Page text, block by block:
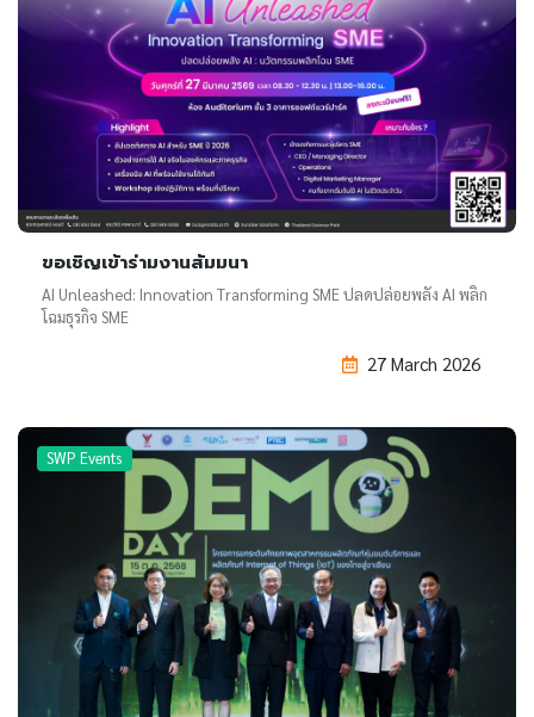
ขอเชิญเข้าร่ามงานสัมมนา
AI Unleashed: Innovation Transforming SME ปลดปล่อยพลัง AI พลิก
โฉมธุรกิจ SME
27 March 2026
SWP Events